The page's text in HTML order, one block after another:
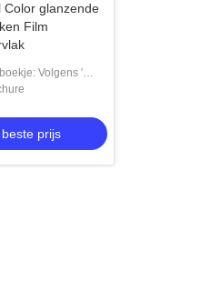
Color glanzende
Film
Volgens ′
prijs